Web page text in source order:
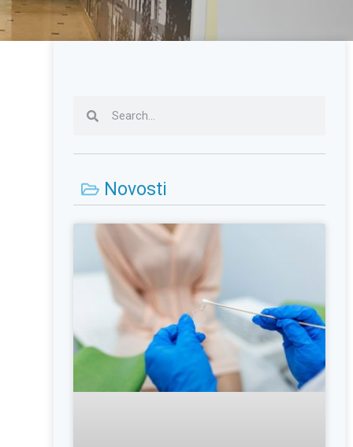
Novosti